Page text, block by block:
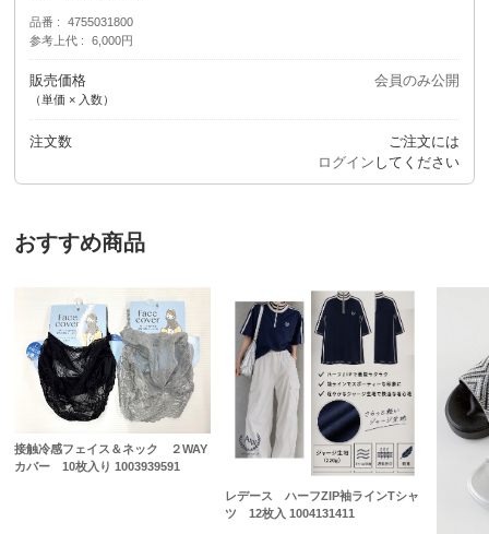
品番
4755031800
参考上代
6,000円
販売価格
（単価 × 入数）
会員のみ公開
注文数
ご注文には
ログイン してください
おすすめ商品
接触冷感フェイス＆ネック ２WAY
カバー 10枚入り 1003939591
レデース ハーフZIP袖ラインTシャ
ツ 12枚入 1004131411